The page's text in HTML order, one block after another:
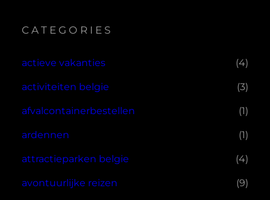
CATEGORIES
actieve vakanties (4)
activiteiten belgie (3)
afvalcontainerbestellen (1)
ardennen (1)
attractieparken belgie (4)
avontuurlijke reizen (9)